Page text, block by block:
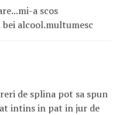
a scos
alcool.multumesc
de splina pot sa spun
intins in pat in jur de